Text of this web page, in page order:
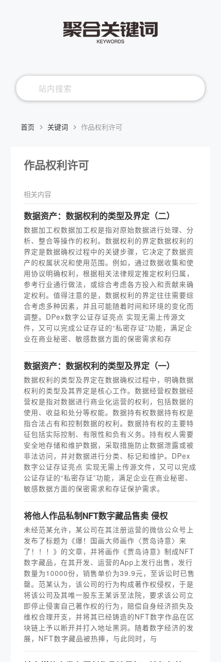
首页 关键词 作品权利许可
作品权利许可
相关内容
数据资产：数据权利的类型及界定（二）
数据加工权数据加工权是指对原始数据进行处理、分
析、整合等操作的权利。数据权利的界定数据权利的
界定是数据确权过程中的关键步骤，它决定了数据资
产的权属状况和使用范围。例如，通过数据收集和使
用协议明确权利，根据相关法律规定推定权利归属，
参考行业通行做法，或综合考虑各方投入和贡献来确
定权利。值得注意的是，数据权利的界定往往需要综
合考虑多种因素，并且可能随着时间和环境的变化而
调整。DPex数字公证存证亮点 实现无需上传源文
件，又可以完成公证存证的“私密存证”功能，满足企
业在商业秘密、敏感数据方面的保密需求和存
数据资产：数据权利的类型及界定（一）
数据权利的类型及界定在数据确权过程中，明确数据
权利的类型及其界定是核心工作。数据经营权数据经
营权是指对数据进行商业化运营的权利，包括数据的
使用、收益和处分等权能。数据持有权数据持有权是
指合法占有和控制数据的权利。数据持有权的主要特
征包括实际控制、有限性和负有义务。持有权人需要
安全地存储和维护数据，采取措施防止数据泄露或被
非法访问，并对数据进行分类、标记和维护。DPex
数字公证存证亮点 实现无需上传源文件，又可以完成
公证存证的“私密存证”功能，满足企业在商业秘密、
敏感数据方面的保密需求和存证保护需求。
将他人作品私制NFT数字藏品售卖 侵权
未经范某允许，某公司在其注册运营的微信公众号上
发布了标题为《爆！国画大师画作〈贾岛诗意〉来
了！！！》的文章，并将画作《贾岛诗意》制成NFT
数字藏品，在其开发、运营的App上发行出售，发行
数量为10000份，销售单价为39.9元，至诉讼时已售
罄。范某认为，该公司的行为构成著作权侵权，于是
将该公司及其唯一股东王某诉至法院，要求该公司立
即停止侵害自己著作权的行为，赔偿自身经济损失及
维权合理开支，并将其已经铸造的NFT数字作品在区
块链上予以断开并打入地址黑洞。随着数字经济的发
展，NFT数字藏品被热捧，与此同时，与